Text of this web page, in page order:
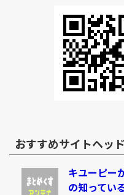
おすすめサイトヘッ
キユーピー
の知ってい